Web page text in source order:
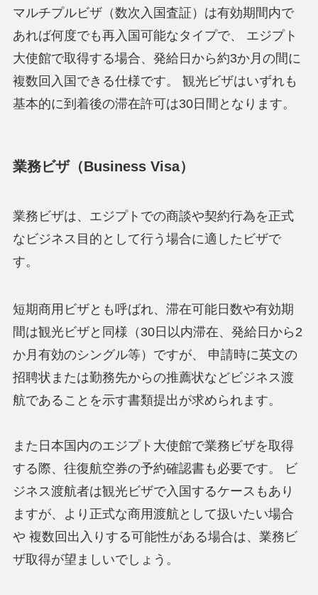
マルチプルビザ（数次入国査証）は有効期間内で
あれば何度でも再入国可能なタイプで、 エジプト
大使館で取得する場合、発給日から約3か月の間に
複数回入国できる仕様です。 観光ビザはいずれも
基本的に到着後の滞在許可は30日間となります。
業務ビザ（Business Visa）
業務ビザは、エジプトでの商談や契約行為を正式
なビジネス目的として行う場合に適したビザで
す。
短期商用ビザとも呼ばれ、滞在可能日数や有効期
間は観光ビザと同様（30日以内滞在、発給日から2
か月有効のシングル等）ですが、 申請時に英文の
招聘状または勤務先からの推薦状などビジネス渡
航であることを示す書類提出が求められます。
また日本国内のエジプト大使館で業務ビザを取得
する際、往復航空券の予約確認書も必要です。 ビ
ジネス渡航者は観光ビザで入国するケースもあり
ますが、より正式な商用渡航として扱いたい場合
や 複数回出入りする可能性がある場合は、業務ビ
ザ取得が望ましいでしょう。